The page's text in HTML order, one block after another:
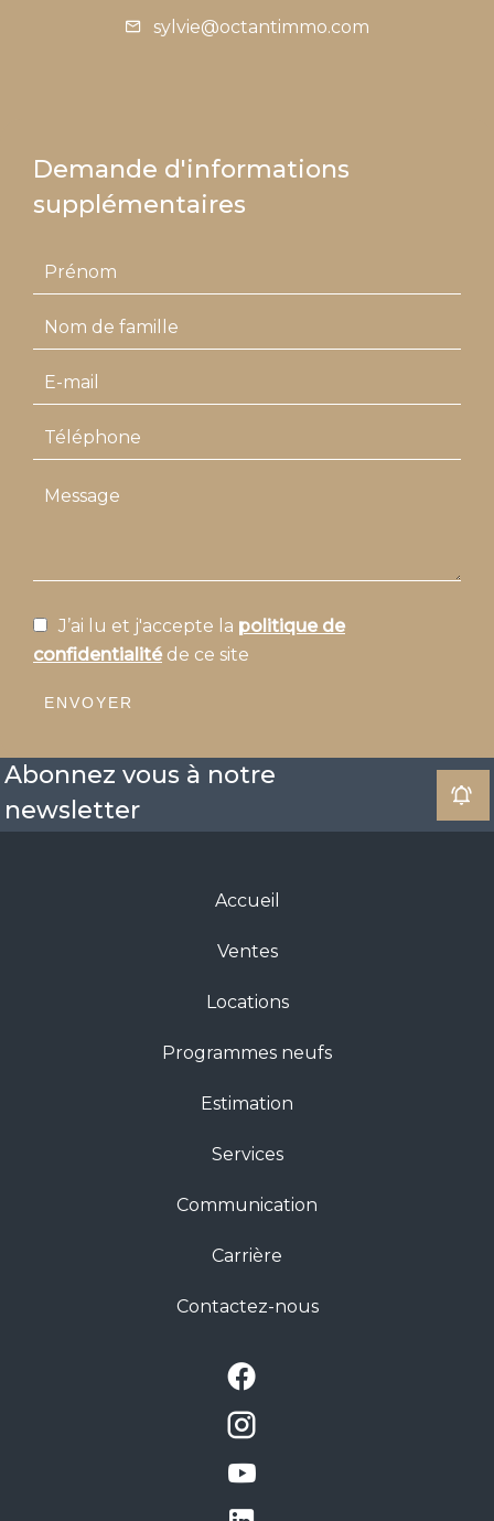
sylvie@octantimmo.com
Demande d'informations
supplémentaires
J’ai lu et j'accepte la politique de
confidentialitéde ce site
ENVOYER
Abonnez vous à notre
newsletter
Accueil
Ventes
Locations
Programmes neufs
Estimation
Services
Communication
Carrière
Contactez-nous